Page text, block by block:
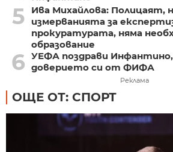
5
Ива Михайлова: Полицаят,
измерванията за
прокуратурата, няма
образование
6 УЕФА поздрави Инфантино,
доверието си от ФИФА
Реклама
ОЩЕ ОТ: СПОРТ